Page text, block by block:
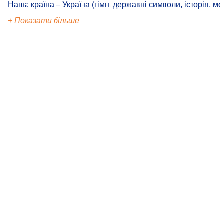
Наша країна – Україна (гімн, державні символи, історія,
+ Показати більше